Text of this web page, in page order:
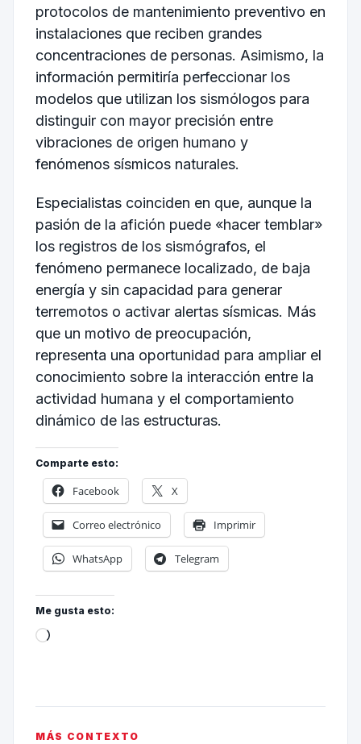
protocolos de mantenimiento preventivo en
instalaciones que reciben grandes
concentraciones de personas. Asimismo, la
información permitiría perfeccionar los
modelos que utilizan los sismólogos para
distinguir con mayor precisión entre
vibraciones de origen humano y
fenómenos sísmicos naturales.
Especialistas coinciden en que, aunque la
pasión de la afición puede «hacer temblar»
los registros de los sismógrafos, el
fenómeno permanece localizado, de baja
energía y sin capacidad para generar
terremotos o activar alertas sísmicas. Más
que un motivo de preocupación,
representa una oportunidad para ampliar el
conocimiento sobre la interacción entre la
actividad humana y el comportamiento
dinámico de las estructuras.
Comparte esto:
Facebook X
Correo electrónico Imprimir
WhatsApp Telegram
Me gusta esto:
MÁS CONTEXTO